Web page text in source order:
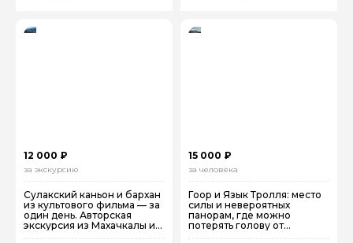
12 000 ₽
за экскурсию
Сулакский каньон и бархан
из культового фильма — за
один день. Авторская
экскурсия из Махачкалы и
Каспийска
15 000 ₽
за человека
Гоор и Язык Тролля: место
силы и невероятных
панорам, где можно
потерять голову от
восторга